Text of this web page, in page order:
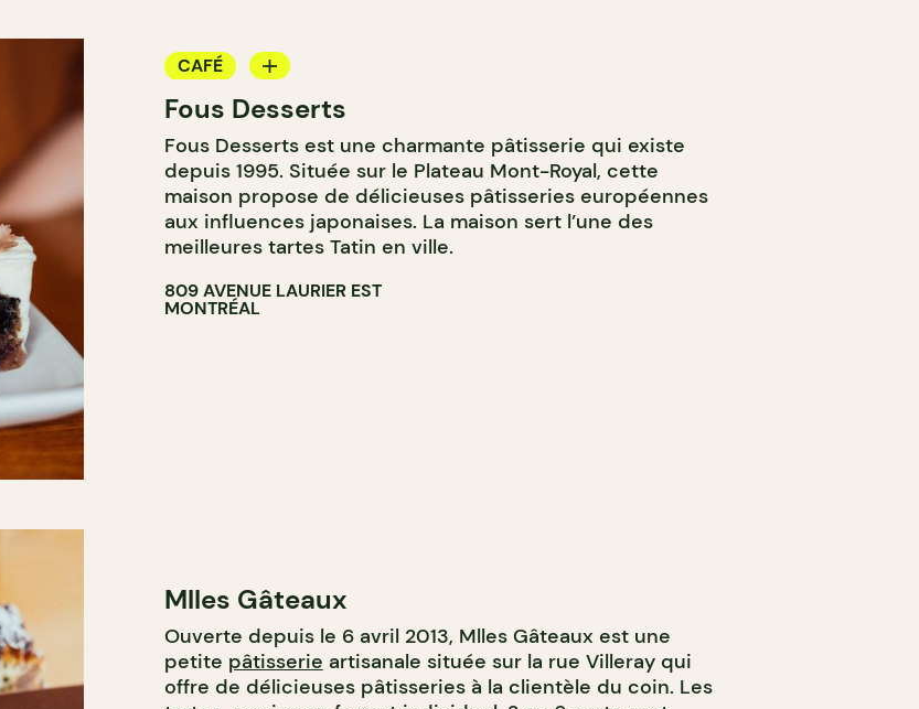
CAFÉ
COMPTOIR
Fous Desserts
Fous Desserts est une charmante pâtisserie qui existe
depuis 1995. Située sur le Plateau Mont-Royal, cette
maison propose de délicieuses pâtisseries européennes
aux influences japonaises. La maison sert l’une des
meilleures tartes Tatin en ville.
809 AVENUE LAURIER EST
MONTRÉAL
Mlles Gâteaux
Ouverte depuis le 6 avril 2013, Mlles Gâteaux est une
petite pâtisserie artisanale située sur la rue Villeray qui
offre de délicieuses pâtisseries à la clientèle du coin. Les